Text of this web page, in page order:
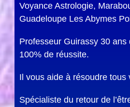
Voyance Astrologie,
Guadeloupe Les Abymes
Professeur Guirassy 30 ans
100% de réussite.
Il vous aide à résoudre tous
Spécialiste du retour de